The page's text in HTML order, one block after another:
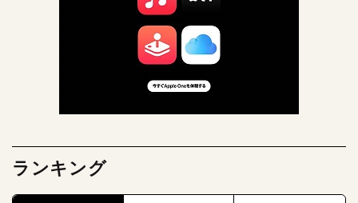
ランキング